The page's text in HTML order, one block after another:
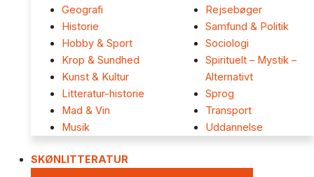
Geografi
Historie
Hobby & Sport
Krop & Sundhed
Kunst & Kultur
Litteratur-historie
Mad & Vin
Musik
Rejsebøger
Samfund & Politik
Sociologi
Spirituelt – Mystik –
Alternativt
Sprog
Transport
Uddannelse
SKØNLITTERATUR